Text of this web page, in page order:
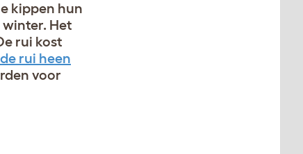
kippen hun
Het
rui kost
rui heen
voor